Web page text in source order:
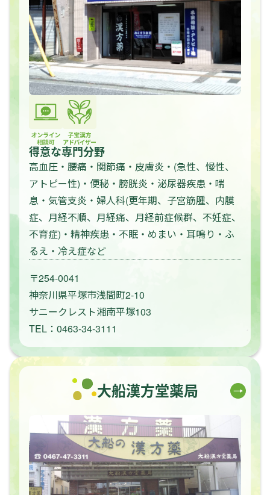
得意な専門分野
高血圧・腰痛・関節痛・皮膚炎・(急性、慢性、
アトピー性)・便秘・膀胱炎・泌尿器疾患・喘
息・気管支炎・婦人科(更年期、子宮筋腫、内膜
症、月経不順、月経痛、月経前症候群、不妊症、
不育症)・精神疾患・不眠・めまい・耳鳴り・ふ
るえ・冷え症など
〒254-0041
神奈川県平塚市浅間町2-10
サニークレスト湘南平塚103
TEL：0463-34-3111
大船漢方堂薬局